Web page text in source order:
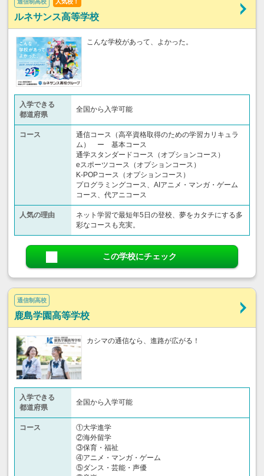
通信制高校 人気校！
ルネサンス高等学校
こんな学校があって、よかった。
入学できる
都道府県
全国から入学可能
コース
通信コース（高卒資格取得のための学習カリキュラ
ム） ー 基本コース
通学スタンダードコース（オプションコース）
eスポーツコース（オプションコース）
K-POPコース（オプションコース）
プログラミングコース、AIアニメ・マンガ・ゲーム
コース、代アニコース
人気の理由
ネット学習で最短年5日の登校、夢をカタチにする多
彩なコースも充実。
この学校にチェック
通信制高校
鹿島学園高等学校
カシマの通信なら、進路が広がる！
入学できる
都道府県
全国から入学可能
コース
①大学進学
②海外留学
③保育・福祉
④アニメ・マンガ・ゲーム
⑤ダンス・芸能・声優